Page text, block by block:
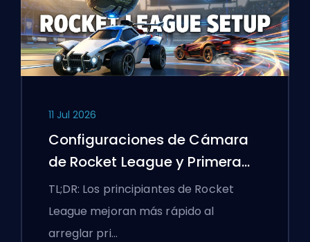
11 Jul 2026
Configuraciones de Cámara
de Rocket League y Primera
Rutina de Entrenamiento
TL;DR: Los principiantes de Rocket
League mejoran más rápido al
arreglar pri…